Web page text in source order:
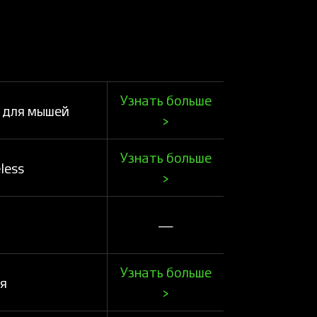
для мышей
Узнать больше
>
Узнать больше
>
—
Узнать больше
>